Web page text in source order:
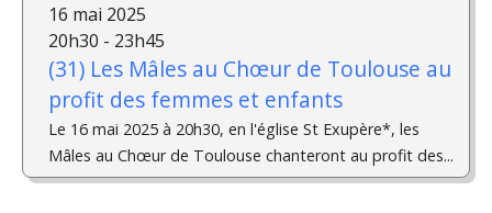
16 mai 2025
20h30 - 23h45
(31) Les Mâles au Chœur de Toulouse au
profit des femmes et enfants
Le 16 mai 2025 à 20h30, en l'église St Exupère*, les
Mâles au Chœur de Toulouse chanteront au profit des...